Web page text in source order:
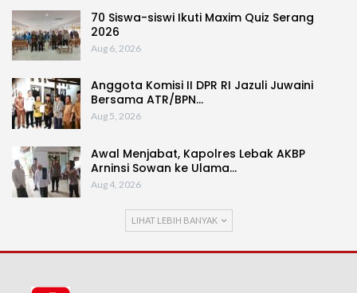
70 Siswa-siswi Ikuti Maxim Quiz Serang
2026
Aug 6, 2026
Anggota Komisi II DPR RI Jazuli Juwaini
Bersama ATR/BPN…
Aug 5, 2026
Awal Menjabat, Kapolres Lebak AKBP
Arninsi Sowan ke Ulama…
Aug 4, 2026
LIHAT LEBIH BANYAK